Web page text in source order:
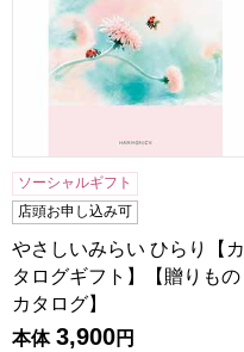
ソーシャルギフト
店頭お申し込み可
やさしいみらい ひらり【カ
タログギフト】【贈りもの
カタログ】
本体 3,900円